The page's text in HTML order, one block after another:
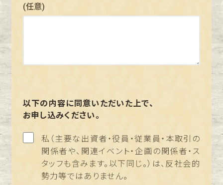
(任意)
以下の内容に同意いただいた上で、
お申し込みください。
私（主要な出資者・役員・従業員・本取引の
関係者や、関連イベント・企画の関係者・ス
タッフも含みます。以下同じ。）は、反社会的
勢力等ではありません。